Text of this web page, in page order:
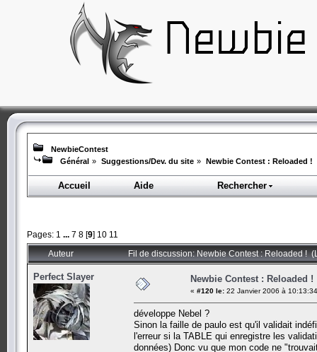
NewbieContest
Général » Suggestions/Dev. du site » Newbie Contest : Reloaded !
Accueil Aide Rechercher
Pages: 1 ... 7 8 [9] 10 11
Auteur Fil de discussion: Newbie Contest : Reloaded !
Perfect Slayer Newbie Contest : Reloaded !
« #120 le: 22 Janvier 2006 à
développe Nebel ?
Sinon la faille de paulo est qu'il validait
l'erreur si la TABLE qui enregistre les
données) Donc vu que mon code ne